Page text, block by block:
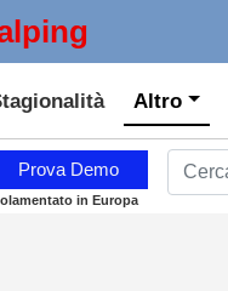
Altro
Prova Demo
in Europa